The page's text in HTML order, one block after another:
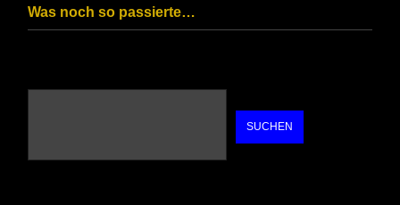
Was noch so passierte…
SUCHEN